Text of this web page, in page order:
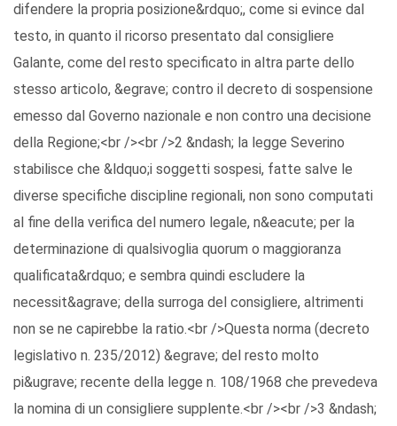
difendere la propria posizione&rdquo;, come si evince dal
testo, in quanto il ricorso presentato dal consigliere
Galante, come del resto specificato in altra parte dello
stesso articolo, &egrave; contro il decreto di sospensione
emesso dal Governo nazionale e non contro una decisione
della Regione;<br /><br />2 &ndash; la legge Severino
stabilisce che &ldquo;i soggetti sospesi, fatte salve le
diverse specifiche discipline regionali, non sono computati
al fine della verifica del numero legale, n&eacute; per la
determinazione di qualsivoglia quorum o maggioranza
qualificata&rdquo; e sembra quindi escludere la
necessit&agrave; della surroga del consigliere, altrimenti
non se ne capirebbe la ratio.<br />Questa norma (decreto
legislativo n. 235/2012) &egrave; del resto molto
pi&ugrave; recente della legge n. 108/1968 che prevedeva
la nomina di un consigliere supplente.<br /><br />3 &ndash;